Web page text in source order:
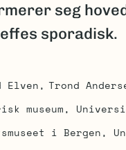
seg
sporadisk.
Elven
Trond
museum,
i Bergen,